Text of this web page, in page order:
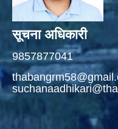
सूचना अधिकारी
9857877041